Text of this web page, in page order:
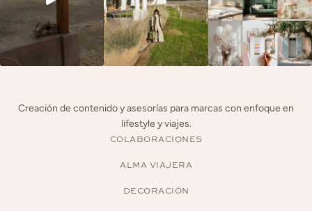
Creación de contenido y asesorías para marcas con enfoque en
lifestyle y viajes.
COLABORACIONES
ALMA VIAJERA
DECORACIÓN